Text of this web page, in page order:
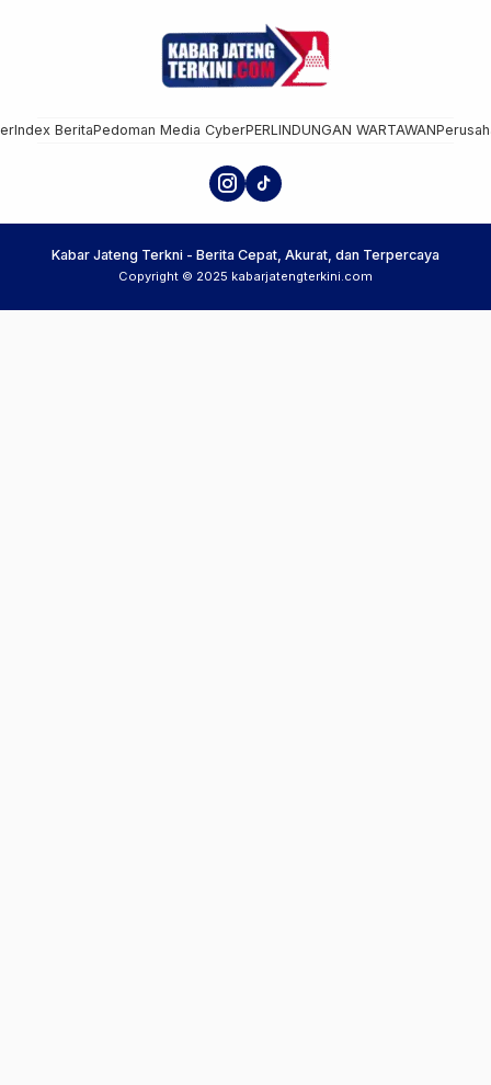
Index BeritaPedoman Media CyberPERLINDUNGAN WARTAWAN
Kabar Jateng Terkni - Berita Cepat, Akurat, dan Terpercaya
Copyright © 2025 kabarjatengterkini.com